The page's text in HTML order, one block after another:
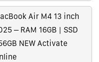
Air M4 13 inch
– RAM 16GB | SSD
NEW Activate